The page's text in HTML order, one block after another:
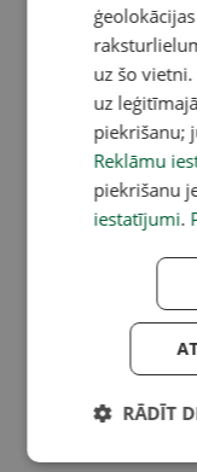
uz šo
uz
piekrišanu;
Reklāmu
piekrišanu
iestatījumi.
RĀDĪT